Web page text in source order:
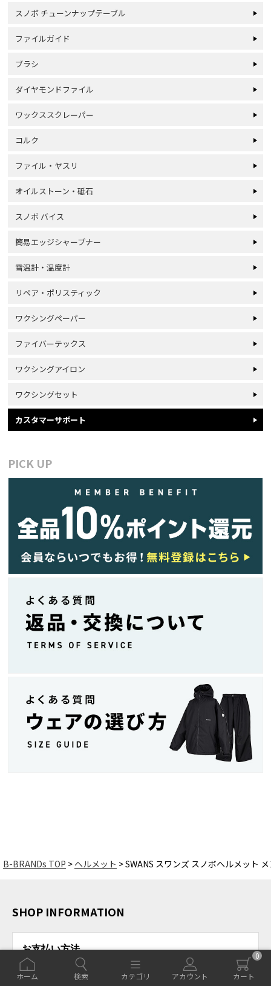
ホーム 検索 カテゴリ アカウント
0
カート
スノボ チューンナップテーブル
ファイルガイド
ブラシ
ダイヤモンドファイル
ワックススクレーパー
コルク
ファイル・ヤスリ
オイルストーン・砥石
スノボ バイス
簡易エッジシャープナー
雪温計・温度計
リペア・ポリスティック
ワクシングペーパー
ファイバーテックス
ワクシングアイロン
ワクシングセット
カスタマーサポート
PICK UP
B-BRANDs TOP ヘルメット SWANS スワンズ スノボヘルメット
SHOP INFORMATION
お支払い方法
クレジットカード、PayPay支払い、銀行振込、代金引換、